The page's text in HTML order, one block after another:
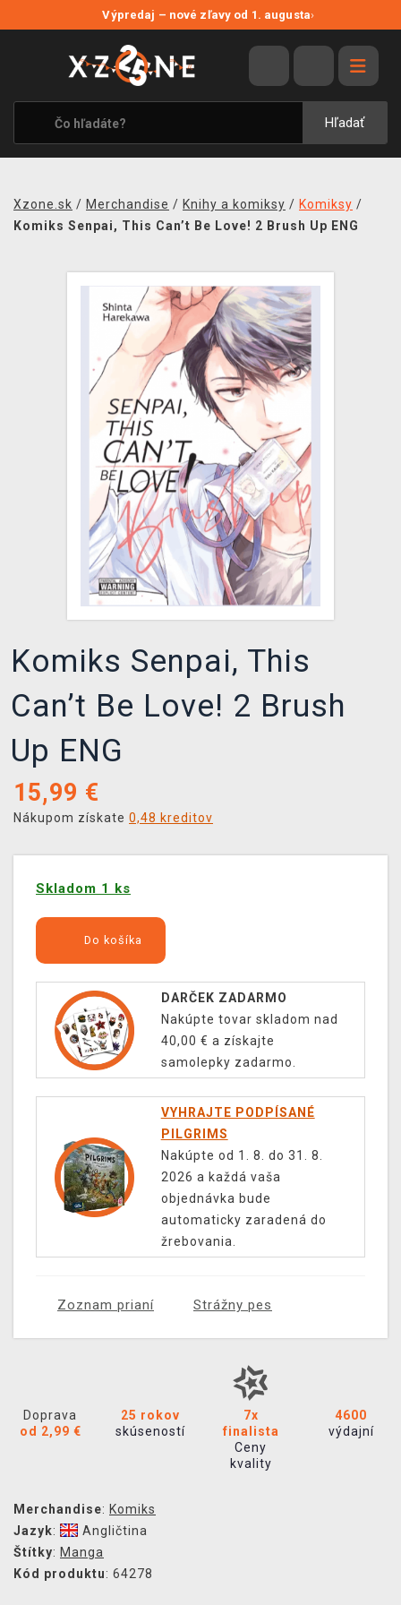
Výpredaj – nové zľavy od 1. augusta›
Hľadať
VÝPREDAJ
VIDEOHRY
XZONE ORIGINALS
TEMATIKY
MERCHANDISE
XZONE KLUB
Xzone.sk / Merchandise / Knihy a komiksy / Komiksy /
Komiks Senpai, This Can’t Be Love! 2 Brush Up ENG
Komiks Senpai, This
Can’t Be Love! 2 Brush
Up ENG
15,99 €
Nákupom získate 0,48 kreditov
Skladom 1 ks
Do košíka
DARČEK ZADARMO
Nakúpte tovar skladom nad
40,00 € a získajte
samolepky zadarmo.
VYHRAJTE PODPÍSANÉ
PILGRIMS
Nakúpte od 1. 8. do 31. 8.
2026 a každá vaša
objednávka bude
automaticky zaradená do
žrebovania.
Zoznam prianí Strážny pes
Doprava
od 2,99 €
25 rokov
skúseností
7x
finalista
Ceny
kvality
4600
výdajní
Merchandise: Komiks
Jazyk:
Angličtina
Štítky: Manga
Kód produktu: 64278